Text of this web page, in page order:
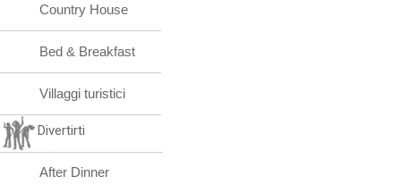
Country House
Bed & Breakfast
Villaggi turistici
Divertirti
After Dinner